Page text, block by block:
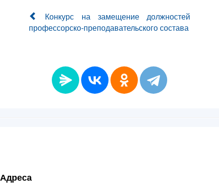
Конкурс на замещение должностей
профессорско-преподавательского состава
Адреса